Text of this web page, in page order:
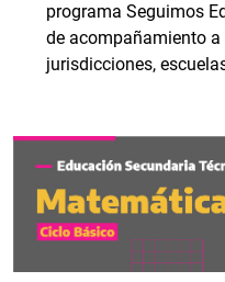
programa Seguimos
de acompañamiento
jurisdicciones,